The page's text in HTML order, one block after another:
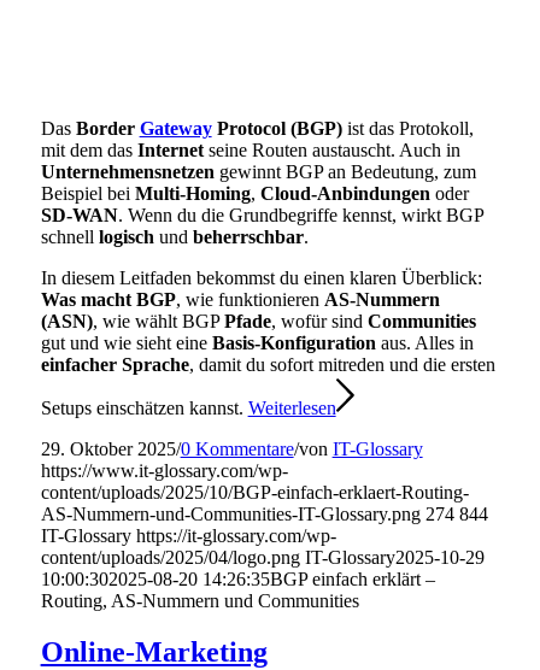
Das Border GatewayProtocol (BGP)ist das Protokoll,
mit dem das Internetseine Routen austauscht. Auch in
Unternehmensnetzen gewinnt BGP an Bedeutung, zum
Beispiel bei Multi-Homing, Cloud-Anbindungen oder
SD-WAN. Wenn du die Grundbegriffe kennst, wirkt BGP
schnell logisch und beherrschbar.
In diesem Leitfaden bekommst du einen klaren Überblick:
Was macht BGP, wie funktionieren AS-Nummern
(ASN), wie wählt BGPPfade, wofür sind Communities
gut und wie sieht eine Basis-Konfiguration aus. Alles in
einfacher Sprache, damit du sofort mitreden und die ersten
Setups einschätzen kannst. Weiterlesen
29. Oktober 2025/0 Kommentare/von IT-Glossary
https://www.it-glossary.com/wp-
content/uploads/2025/10/BGP-einfach-erklaert-Routing-
AS-Nummern-und-Communities-IT-Glossary.png 274 844
IT-Glossary https://it-glossary.com/wp-
content/uploads/2025/04/logo.png IT-Glossary2025-10-29
10:00:302025-08-20 14:26:35BGP einfach erklärt –
Routing, AS-Nummern und Communities
Online-Marketing